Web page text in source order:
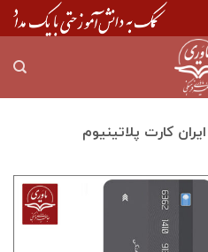
ایران کارت پلاتینیوم